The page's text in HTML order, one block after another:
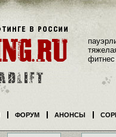
фитнес
ФОРУМ АНОНСЫ